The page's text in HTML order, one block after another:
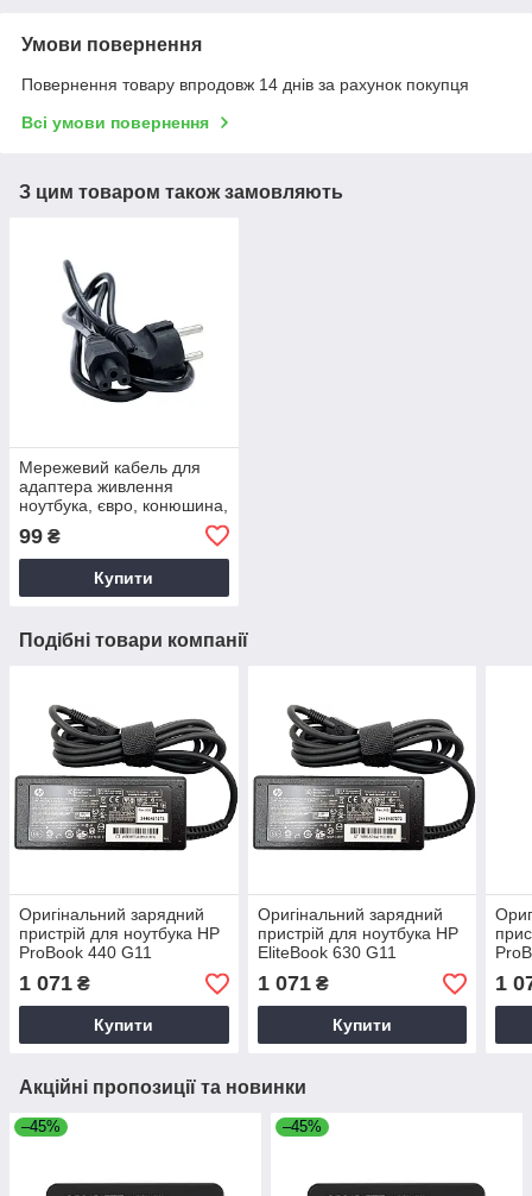
Умови повернення
Повернення товару впродовж 14 днів за рахунок покупця
Всі умови повернення
З цим товаром також замовляють
Мережевий кабель для
адаптера живлення
ноутбука, євро, конюшина,
99 ₴
Купити
Подібні товари компанії
Оригінальний зарядний
пристрій для ноутбука HP
ProBook 440 G11
1 071 ₴
Купити
Оригінальний зарядний
пристрій для ноутбука HP
EliteBook 630 G11
1 071₴
Купити
1
Акційні пропозиції та новинки
–45% –45%